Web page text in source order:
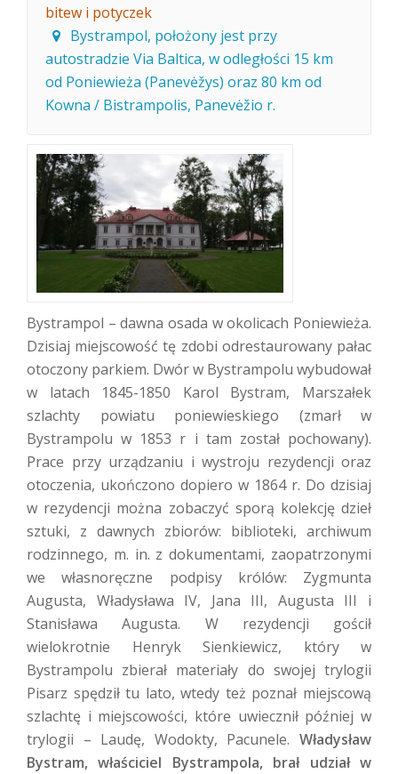
bitew i potyczek
Bystrampol, położony jest przy
autostradzie Via Baltica, w odległości 15 km
od Poniewieża (Panevėžys) oraz 80 km od
Kowna / Bistrampolis, Panevėžio r.
Bystrampol – dawna osada w okolicach Poniewieża.
Dzisiaj miejscowość tę zdobi odrestaurowany pałac
otoczony parkiem. Dwór w Bystrampolu wybudował
w latach 1845-1850 Karol Bystram, Marszałek
szlachty powiatu poniewieskiego (zmarł w
Bystrampolu w 1853 r i tam został pochowany).
Prace przy urządzaniu i wystroju rezydencji oraz
otoczenia, ukończono dopiero w 1864 r. Do dzisiaj
w rezydencji można zobaczyć sporą kolekcję dzieł
sztuki, z dawnych zbiorów: biblioteki, archiwum
rodzinnego, m. in. z dokumentami, zaopatrzonymi
we własnoręczne podpisy królów: Zygmunta
Augusta, Władysława IV, Jana III, Augusta III i
Stanisława Augusta. W rezydencji gościł
wielokrotnie Henryk Sienkiewicz, który w
Bystrampolu zbierał materiały do swojej trylogii
Pisarz spędził tu lato, wtedy też poznał miejscową
szlachtę i miejscowości, które uwiecznił później w
trylogii – Laudę, Wodokty, Pacunele. Władysław
Bystram, właściciel Bystrampola, brał udział w